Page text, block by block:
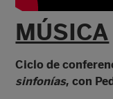
MÚSICA
Ciclo de
sinfonías, con